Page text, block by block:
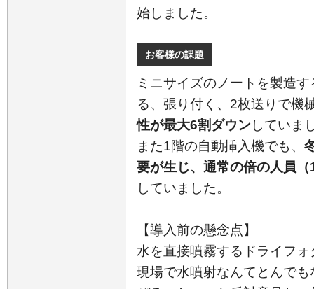
始しました。
お客様の課題
ミニサイズのノートを製造
る、張り付く、2枚送りで機
性が最大6割ダウン していま
また1階の自動挿入機でも、
要が生じ、通常の倍の人員
していました。
【導入前の懸念点】
水を直接噴霧するドライフ
現場で水噴射なんてとんで